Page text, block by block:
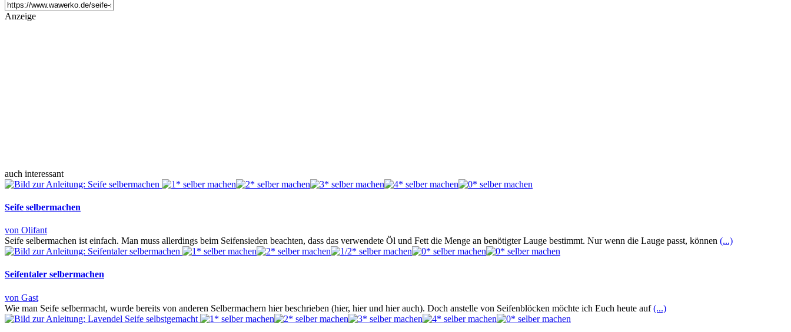
Anzeige
auch interessant
Seife selbermachen
von Olifant
Seife selbermachen ist einfach. Man muss allerdings beim Seifensieden beachten, dass das verwendete Öl und Fett die Menge an benötigter Lauge bestimmt. Nur wenn die Lauge passt, können (...)
Seifentaler selbermachen
von Gast
Wie man Seife selbermacht, wurde bereits von anderen Selbermachern hier beschrieben (hier, hier und hier auch). Doch anstelle von Seifenblöcken möchte ich Euch heute auf(...)